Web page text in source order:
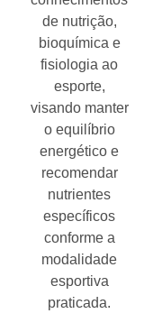
de nutrição,
bioquímica e
fisiologia ao
esporte,
visando manter
o equilíbrio
energético e
recomendar
nutrientes
específicos
conforme a
modalidade
esportiva
praticada.